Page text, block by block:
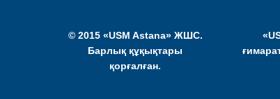
© 2015 «USM Astana» ЖШС.
Барлық құқықтары
қорғалған.